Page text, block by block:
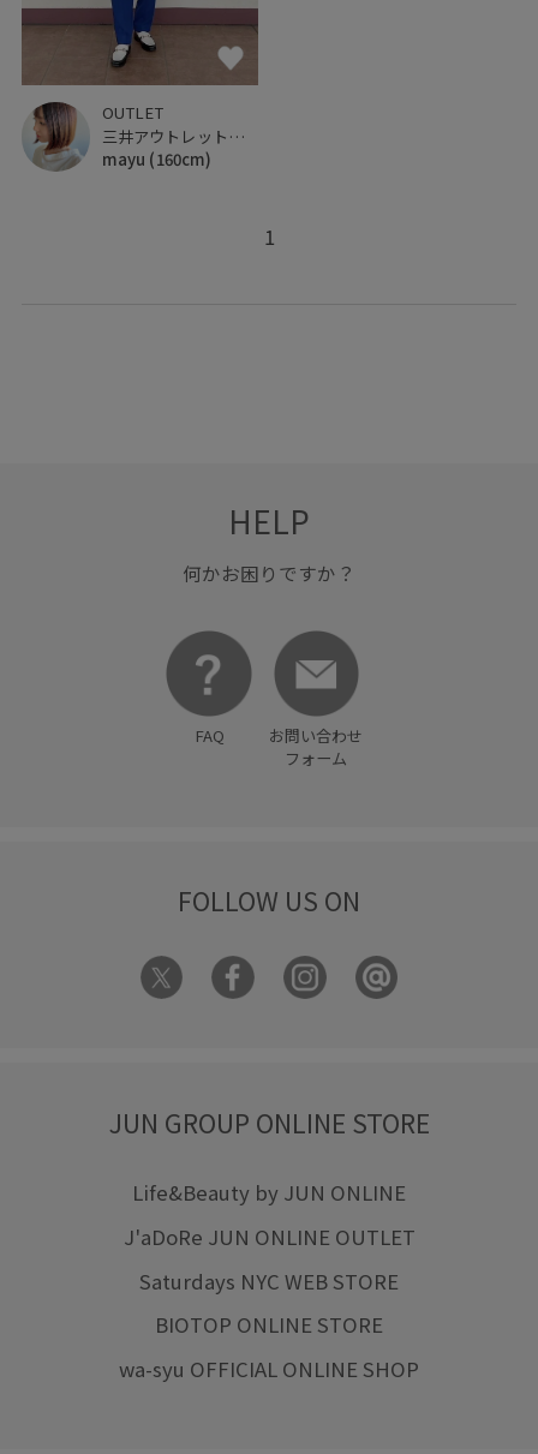
OUTLET
三井アウトレットパーク ジャズドリーム長島
mayu (160cm)
1
HELP
何かお困りですか？
FAQ
お問い合わせ
フォーム
FOLLOW US ON
JUN GROUP ONLINE STORE
Life&Beauty by JUN ONLINE
J'aDoRe JUN ONLINE OUTLET
Saturdays NYC WEB STORE
BIOTOP ONLINE STORE
wa-syu OFFICIAL ONLINE SHOP